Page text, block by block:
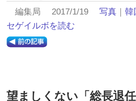
編集局 2017/1/19写真 ｜韓
セゲイルボを読む
望ましくない「総長退任